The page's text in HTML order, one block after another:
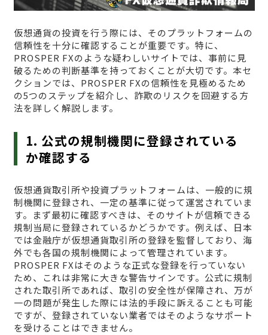
仮想通貨の投資を行う際には、そのプラットフォームの
信頼性を十分に確認することが重要です。特に、
PROSPER FXのような疑わしいサイトでは、事前に見
破るための判断基準を持っておくことが大切です。本セ
クションでは、PROSPER FXの信頼性を見極めるため
の5つのステップを紹介し、詐欺のリスクを回避する方
法を詳しく解説します。
1. 公式の規制機関に登録されている
か確認する
仮想通貨取引所や投資プラットフォームは、一般的に規
制機関に登録され、一定の基準に従って運営されていま
す。まず最初に確認すべきは、そのサイトが信頼できる
規制当局に登録されているかどうかです。例えば、日本
では金融庁が仮想通貨取引所の登録を監督しており、海
外でも各国の規制機関によって管理されています。
PROSPER FXはそのような正式な登録を行っていない
ため、これは非常に大きな警告サインです。公式に規制
された取引所であれば、取引の安全性が保障され、万が
一の問題が発生した際には法的手段に訴えることも可能
ですが、登録されていない業者ではそのようなサポート
を受けることはできません。